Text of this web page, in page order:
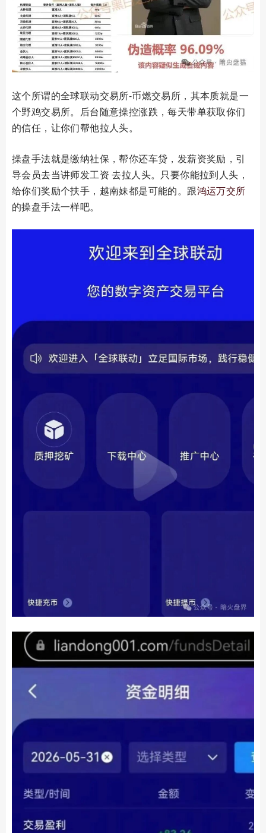
这个所谓的全球联动交易所-币燃交易所，其本质就是一
个野鸡交易所。后台随意操控涨跌，每天带单获取你们
的信任，让你们帮他拉人头。
操盘手法就是缴纳社保，帮你还车贷，发薪资奖励，引
导会员去当讲师发工资 去拉人头。只要你能拉到人头，
给你们奖励个扶手，越南妹都是可能的。跟鸿运万交所
的操盘手法一样吧。